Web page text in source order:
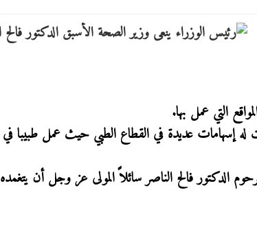
التي عمل بها.
منصب وزير الصحة بين عامي 2001 و 2002 وكانت له إسهامات عديدة في القطاع الطبي حيث عمل طبيبا في
الدكتور فالح الناصر سائلاً المولى عز وجل أن يتغمده